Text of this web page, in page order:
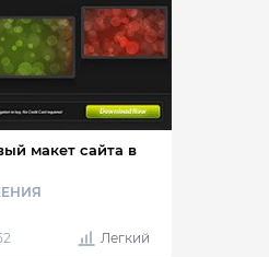
макет сайта в
Легкий